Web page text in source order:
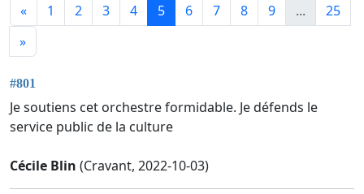
« 1 2 3 4 5 6 7 8 9 ...
25
»
#801
Je soutiens cet orchestre formidable. Je défends le
service public de la culture
Cécile Blin (Cravant, 2022-10-03)